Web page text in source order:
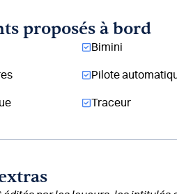
proposés à bord
Bimini
Pilote
Traceur